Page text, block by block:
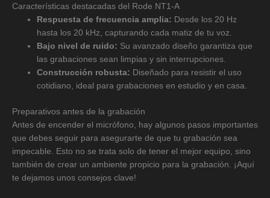
Características destacadas del Rode NT1-A
Respuesta de frecuencia amplia: Desde los 20 Hz
hasta los 20 kHz, capturando cada matiz de tu voz.
Bajo nivel de ruido: Su avanzado diseño garantiza que
las grabaciones sean limpias y sin interrupciones.
Construcción robusta: Diseñado para resistir el uso
cotidiano, ideal para grabaciones en estudio y en casa.
Preparativos antes de la grabación
Antes de encender el micrófono, hay algunos pasos importantes
que debes seguir para asegurarte de que tu grabación sea
impecable. Esto no se trata solo de tener el mejor equipo, sino
también de crear un ambiente propicio para la grabación. ¡Aquí
te dejamos unos consejos clave!